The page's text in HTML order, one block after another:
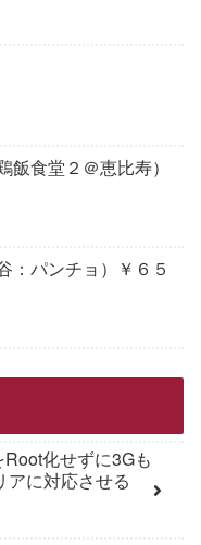
飯食堂２＠恵比寿）
：パンチョ）￥６５
化せずに3Gも
アに対応させる